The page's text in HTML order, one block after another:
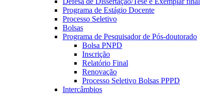
Programa de Estágio Docente
Processo Seletivo
Bolsas
Programa de Pesquisador de Pós-doutorado
Bolsa PNPD
Inscrição
Relatório Final
Renovação
Processo Seletivo Bolsas PPPD
Intercâmbios